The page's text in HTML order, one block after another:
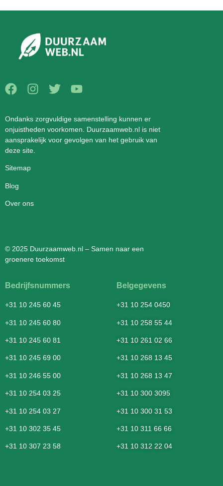
Ondanks zorgvuldige samenstelling kunnen er
onjuistheden voorkomen. Duurzaamweb.nl is niet
aansprakelijk voor gevolgen van het gebruik van
deze site.
Sitemap
Blog
Over ons
© 2025 Duurzaamweb.nl – Samen naar een
groenere toekomst
Bedrijfsnummers
+31 10 245 60 45
+31 10 245 60 80
+31 10 245 60 81
+31 10 245 69 00
+31 10 246 55 00
+31 10 254 03 25
+31 10 254 03 27
+31 10 302 35 45
+31 10 307 23 58
Belgegevens
+31 10 254 0450
+31 10 258 55 44
+31 10 261 02 66
+31 10 268 13 45
+31 10 268 13 47
+31 10 300 3095
+31 10 300 31 53
+31 10 311 66 66
+31 10 312 22 04